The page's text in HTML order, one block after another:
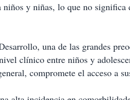
y niñas, lo que no significa
una de las grandes
clínico entre niños y
compromete el acceso a